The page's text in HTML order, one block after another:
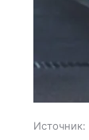
Источник: